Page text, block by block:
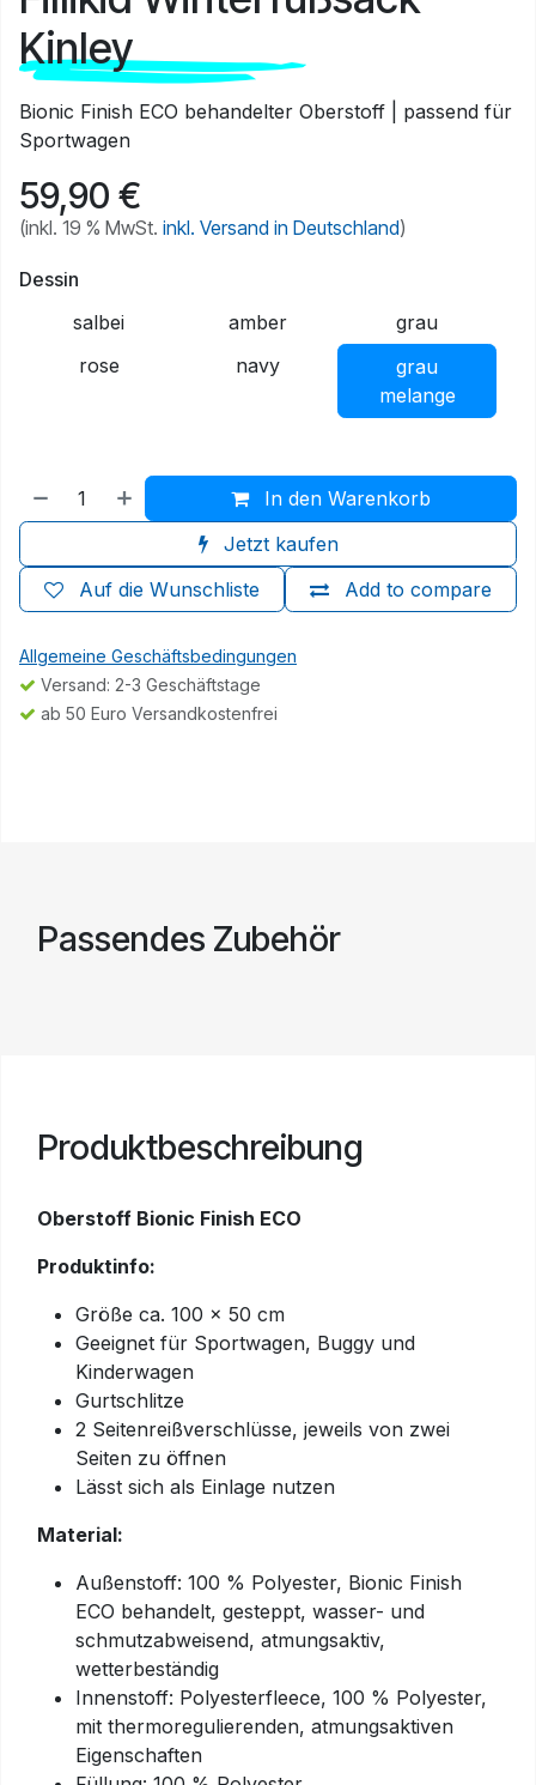
Kinley
Bionic Finish ECO behandelter Oberstoff | passend für
Sportwagen
59,90 €
(inkl. 19 % MwSt. inkl. Versand in Deutschland)
Dessin
salbei
amber
grau
rose
navy
grau
melange
In den Warenkorb
Jetzt kaufen
Add to compare
Auf die Wunschliste
Allgemeine Geschäftsbedingungen
Versand: 2-3 Geschäftstage
ab 50 Euro Versandkostenfrei
Passendes Zubehör
Produktbeschreibung
Oberstoff Bionic Finish ECO
Produktinfo:
Größe ca. 100 x 50 cm
Geeignet für Sportwagen, Buggy und
Kinderwagen
Gurtschlitze
2 Seitenreißverschlüsse, jeweils von zwei
Seiten zu öffnen
Lässt sich als Einlage nutzen
Material:
Außenstoff: 100 % Polyester, Bionic Finish
ECO behandelt, gesteppt, wasser- und
schmutzabweisend, atmungsaktiv,
wetterbeständig
Innenstoff: Polyesterfleece, 100 % Polyester,
mit thermoregulierenden, atmungsaktiven
Eigenschaften